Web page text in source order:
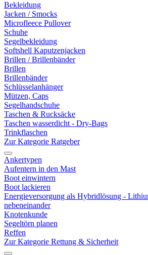
Bekleidung
Jacken / Smocks
Microfleece Pullover
Schuhe
Segelbekleidung
Softshell Kaputzenjacken
Brillen / Brillenbänder
Brillen
Brillenbänder
Schlüsselanhänger
Mützen, Caps
Segelhandschuhe
Taschen & Rucksäcke
Taschen wasserdicht - Dry-Bags
Trinkflaschen
Zur Kategorie Ratgeber
Ankertypen
Aufentern in den Mast
Boot einwintern
Boot lackieren
Energieversorgung als Hybridlösung -
nebeneinander
Knotenkunde
Segeltörn planen
Reffen
Zur Kategorie Rettung & Sicherheit